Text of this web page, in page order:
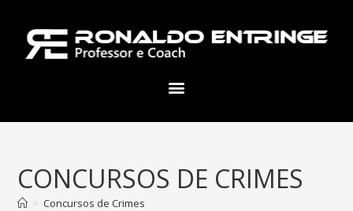
CONCURSOS DE CRIMES
> Concursos de Crimes